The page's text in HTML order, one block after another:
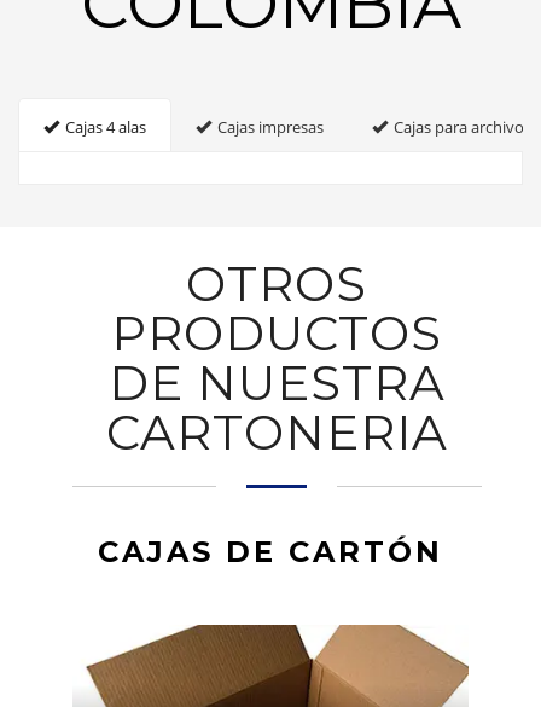
Cajas 4 alas Cajas impresas Cajas para archivo
OTROS
PRODUCTOS
DE NUESTRA
CARTONERIA
CAJAS DE CARTÓN